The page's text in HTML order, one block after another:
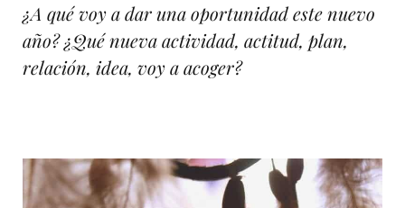
¿A qué voy a dar una oportunidad este nuevo
año? ¿Qué nueva actividad, actitud, plan,
relación, idea, voy a acoger?